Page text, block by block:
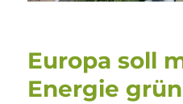
Europa soll
Energie